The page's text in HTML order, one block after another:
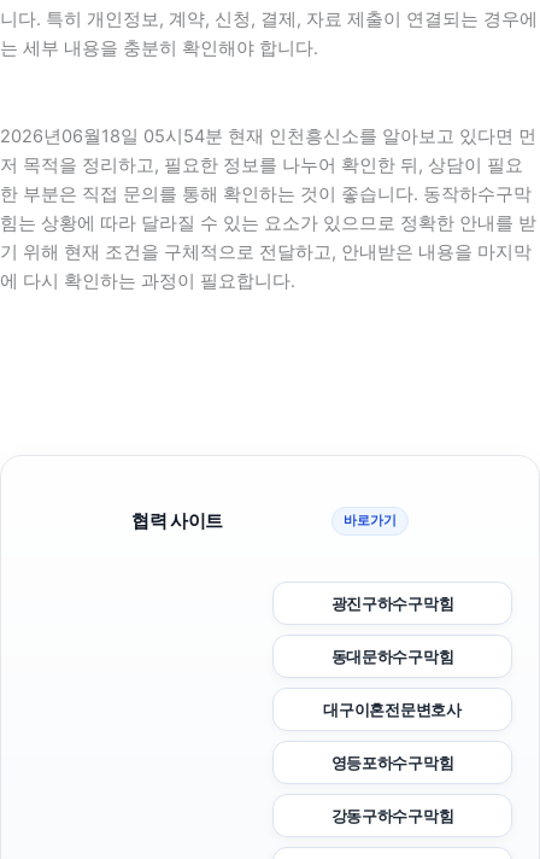
니다. 특히 개인정보, 계약, 신청, 결제, 자료 제출이 연결되는 경우에
는 세부 내용을 충분히 확인해야 합니다.
2026년06월18일 05시54분 현재 인천흥신소를 알아보고 있다면 먼
저 목적을 정리하고, 필요한 정보를 나누어 확인한 뒤, 상담이 필요
한 부분은 직접 문의를 통해 확인하는 것이 좋습니다. 동작하수구막
힘는 상황에 따라 달라질 수 있는 요소가 있으므로 정확한 안내를 받
기 위해 현재 조건을 구체적으로 전달하고, 안내받은 내용을 마지막
에 다시 확인하는 과정이 필요합니다.
협력 사이트 바로가기
광진구하수구막힘
동대문하수구막힘
대구이혼전문변호사
영등포하수구막힘
강동구하수구막힘